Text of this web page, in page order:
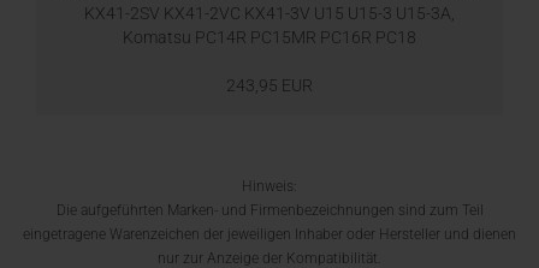
KX41-2SV KX41-2VC KX41-3V U15 U15-3 U15-3A,
Komatsu PC14R PC15MR PC16R PC18
243,95 EUR
Hinweis:
Die aufgeführten Marken- und Firmenbezeichnungen sind zum Teil
eingetragene Warenzeichen der jeweiligen Inhaber oder Hersteller und dienen
nur zur Anzeige der Kompatibilität.